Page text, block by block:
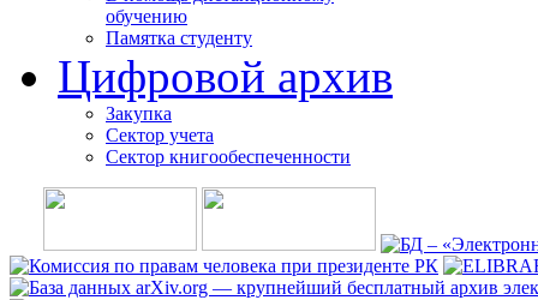
обучению
Памятка студенту
Цифровой архив
Закупка
Сектор учета
Сектор книгообеспеченности